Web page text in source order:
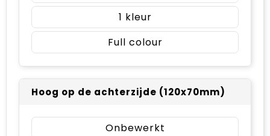
1
Full colour
Hoog op de achterzijde (120x70mm)
Onbewerkt